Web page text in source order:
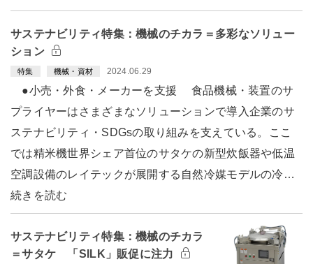
サステナビリティ特集：機械のチカラ＝多彩なソリュー
ション
特集 機械・資材 2024.06.29
●小売・外食・メーカーを支援 食品機械・装置のサ
プライヤーはさまざまなソリューションで導入企業のサ
ステナビリティ・SDGsの取り組みを支えている。ここ
では精米機世界シェア首位のサタケの新型炊飯器や低温
空調設備のレイテックが展開する自然冷媒モデルの冷…
続きを読む
サステナビリティ特集：機械のチカラ
＝サタケ 「SILK」販促に注力